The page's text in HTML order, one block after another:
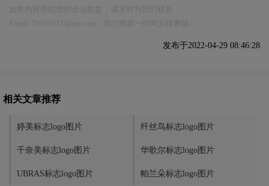
发布于2022-04-29 08:46:28
相关文章推荐
婷美标志logo图片 纤丝鸟标志logo图片
千奈美标志logo图片 华歌尔标志logo图片
UBRAS标志logo图片 帕兰朵标志logo图片